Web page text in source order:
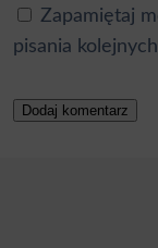
Zapamiętaj
pisania